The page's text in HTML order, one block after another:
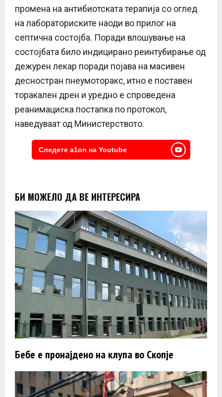
промена на антибиотската терапија со оглед
на лабораториските наоди во прилог на
септична состојба. Поради влошување на
состојбата било индицирано реинтубирање од
дежурен лекар поради појава на масивен
десностран пнеумоторакс, итно е поставен
торакален дрен и уредно е спроведена
реанимациска постапка по протокол,
наведуваат од Министерството.
Следете a1on на Youtube
БИ МОЖЕЛО ДА ВЕ ИНТЕРЕСИРА
Бебе e пронајдено на клупа во Скопје